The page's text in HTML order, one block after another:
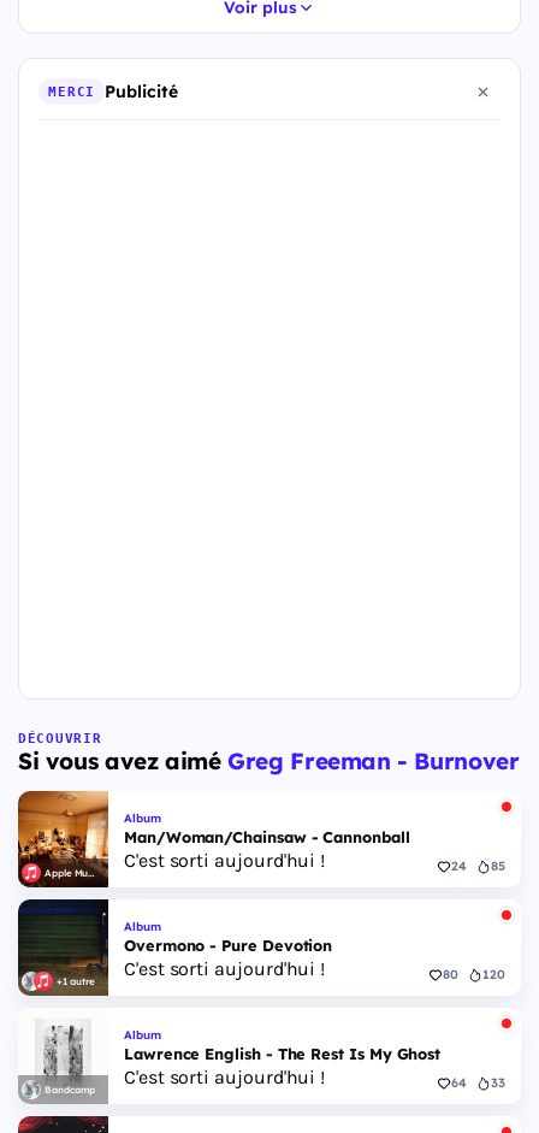
Voir plus
MERCI Publicité
DÉCOUVRIR
Si vous avez aiméGreg Freeman - Burnover
Apple Music
Album
Man/Woman/Chainsaw - Cannonball
C'est sorti aujourd'hui ! 24 85
+1 autre
Album
Overmono - Pure Devotion
C'est sorti aujourd'hui ! 80 120
Bandcamp
Album
Lawrence English - The Rest Is My Ghost
C'est sorti aujourd'hui ! 64 33